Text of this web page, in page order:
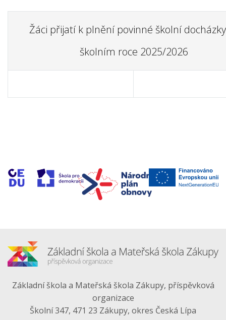
Žáci přijatí k plnění povinné školní
školním roce 2025/2026
Základní škola a Mateřská škola Zákupy, příspěvková
organizace
Školní 347, 471 23 Zákupy, okres Česká Lípa